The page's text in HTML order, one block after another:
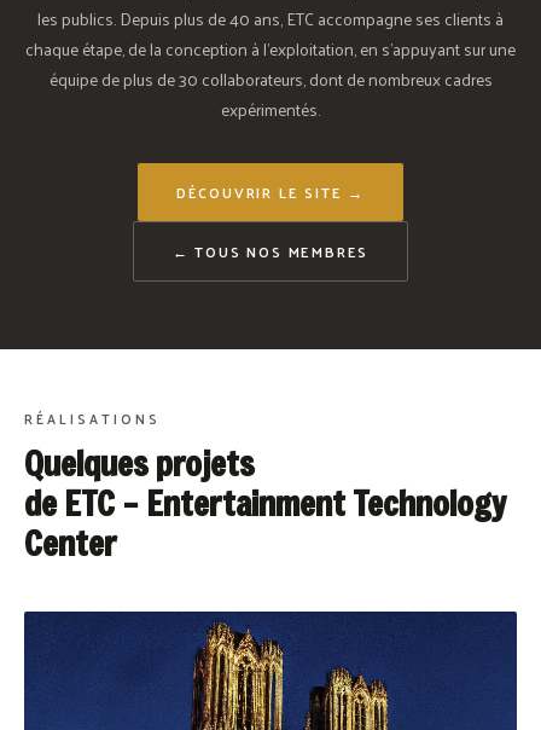
les publics. Depuis plus de 40 ans, ETC accompagne ses clients à
chaque étape, de la conception à l'exploitation, en s'appuyant sur une
équipe de plus de 30 collaborateurs, dont de nombreux cadres
expérimentés.
DÉCOUVRIR LE SITE →
← TOUS NOS MEMBRES
RÉALISATIONS
Quelques projets
de ETC – Entertainment Technology
Center